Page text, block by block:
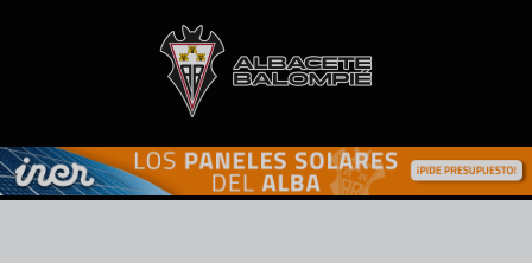
Skip to main content